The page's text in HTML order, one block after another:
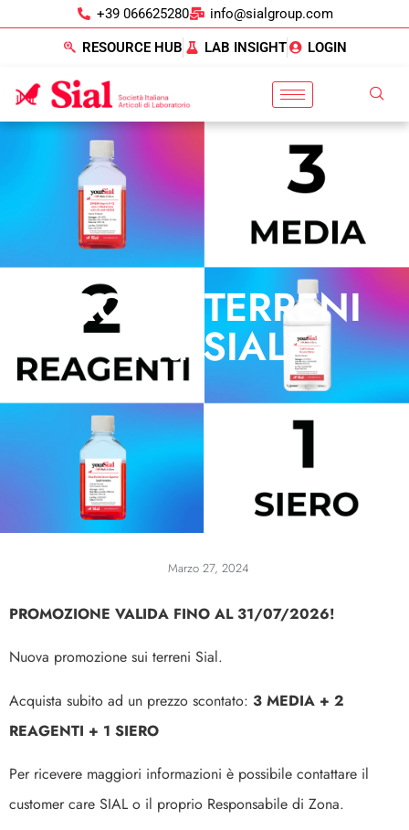
+39 066625280 info@sialgroup.com
RESOURCE HUB LAB INSIGHT LOGIN
PROMO TERRENI
YourSIAL
Marzo 27, 2024
PROMOZIONE VALIDA FINO AL 31/07/2026!
Nuova promozione sui terreni Sial.
Acquista subito ad un prezzo scontato: 3 MEDIA + 2
REAGENTI + 1 SIERO
Per ricevere maggiori informazioni è possibile contattare il
customer care SIAL o il proprio Responsabile di Zona.